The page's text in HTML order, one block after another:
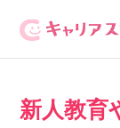
無料
新人教育